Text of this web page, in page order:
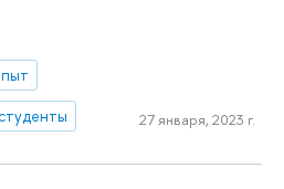
студенты 27 января, 2023 г.